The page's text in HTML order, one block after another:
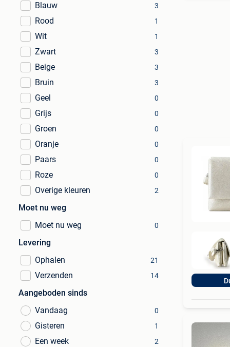
Blauw
3
Rood 1
Wit 1
Zwart 3
Beige 3
Bruin 3
Geel 0
Grijs 0
Groen 0
Oranje 0
Paars 0
Roze 0
Overige kleuren 2
Moet nu weg
Moet nu weg
0
Levering
Ophalen
21
Verzenden 14
Aangeboden sinds
Vandaag
0
Gisteren 1
Een week 2